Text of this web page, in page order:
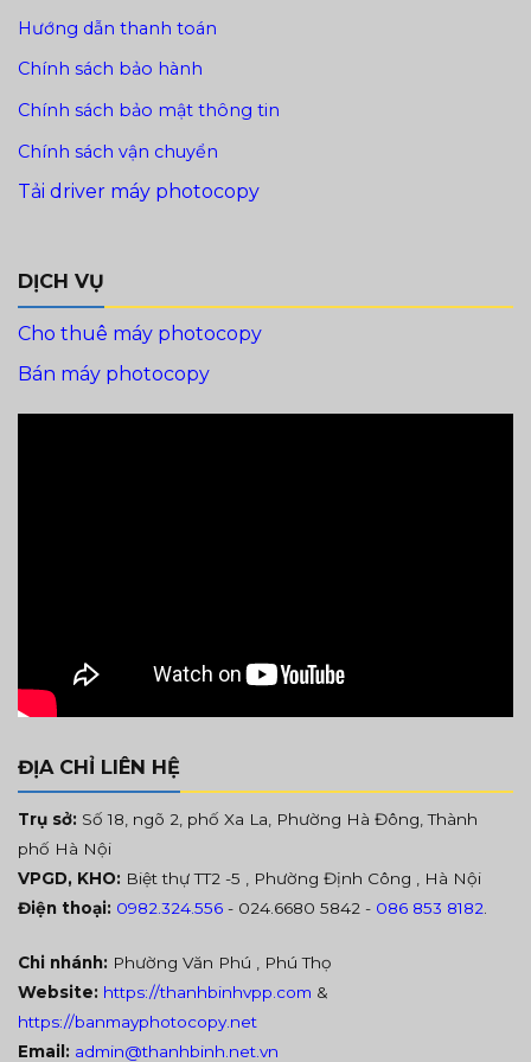
Hướng dẫn thanh toán
Chính sách bảo hành
Chính sách bảo mật thông tin
Chính sách vận chuyển
Tải driver máy photocopy
DỊCH VỤ
Cho thuê máy photocopy
Bán máy photocopy
ĐỊA CHỈ LIÊN HỆ
Trụ sở: Số 18, ngõ 2, phố Xa La, Phường Hà Đông, Thành
phố Hà Nội
VPGD, KHO: Biệt thự TT2 -5 , Phường Định Công , Hà Nội
Điện thoại: 0982.324.556 - 024.6680 5842 - 086 853 8182.
Chi nhánh: Phường Văn Phú , Phú Thọ
Website: https://thanhbinhvpp.com &
https://banmayphotocopy.net
Email: admin@thanhbinh.net.vn